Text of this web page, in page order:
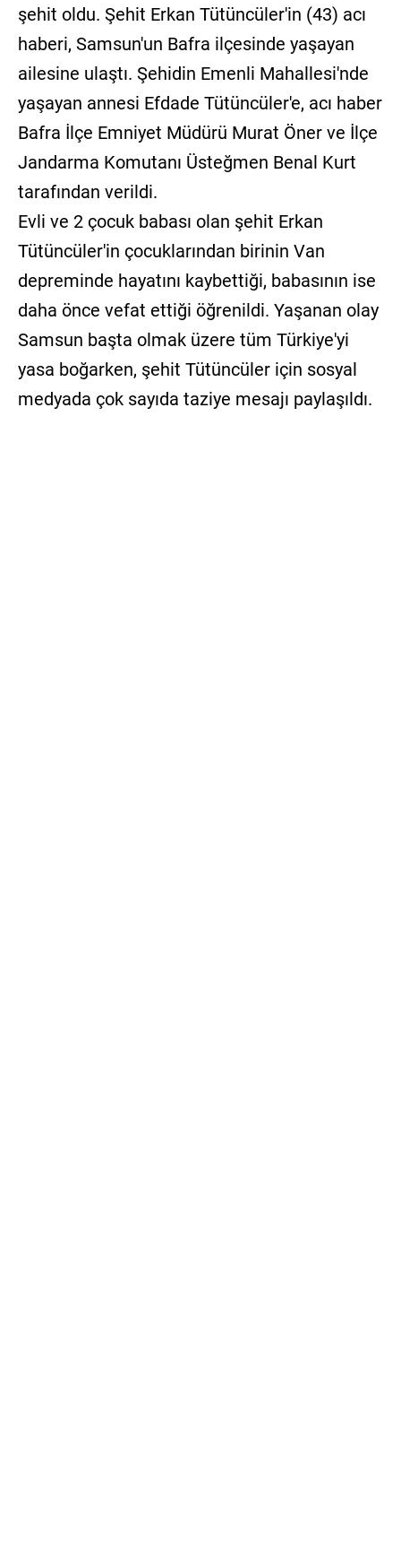
şehit oldu. Şehit Erkan Tütüncüler'in (43) acı
haberi, Samsun'un Bafra ilçesinde yaşayan
ailesine ulaştı. Şehidin Emenli Mahallesi'nde
yaşayan annesi Efdade Tütüncüler'e, acı haber
Bafra İlçe Emniyet Müdürü Murat Öner ve İlçe
Jandarma Komutanı Üsteğmen Benal Kurt
tarafından verildi.
Evli ve 2 çocuk babası olan şehit Erkan
Tütüncüler'in çocuklarından birinin Van
depreminde hayatını kaybettiği, babasının ise
daha önce vefat ettiği öğrenildi. Yaşanan olay
Samsun başta olmak üzere tüm Türkiye'yi
yasa boğarken, şehit Tütüncüler için sosyal
medyada çok sayıda taziye mesajı paylaşıldı.